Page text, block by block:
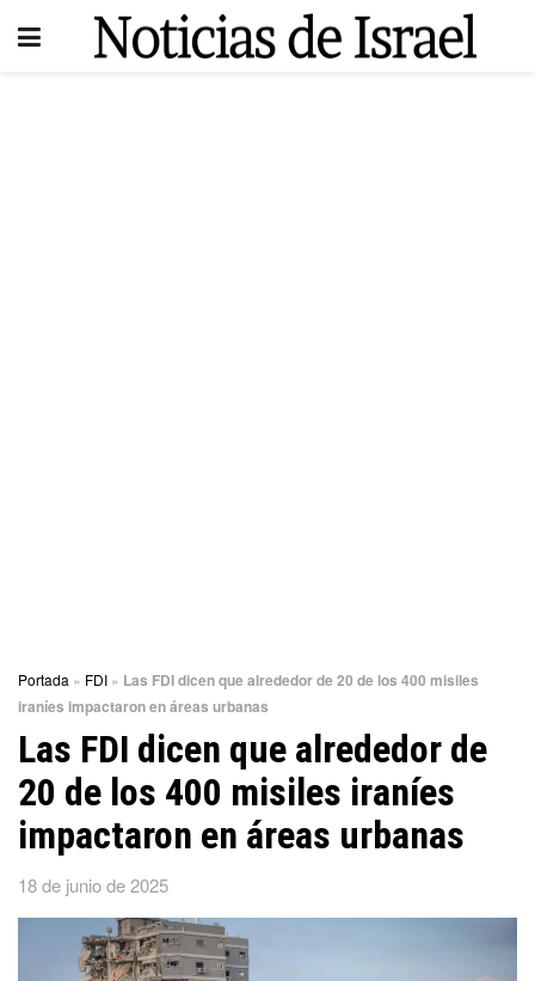
Portada » FDI » Las FDI dicen que alrededor de 20 de los 400 misiles
iraníes impactaron en áreas urbanas
Las FDI dicen que alrededor de
20 de los 400 misiles iraníes
impactaron en áreas urbanas
18 de junio de 2025